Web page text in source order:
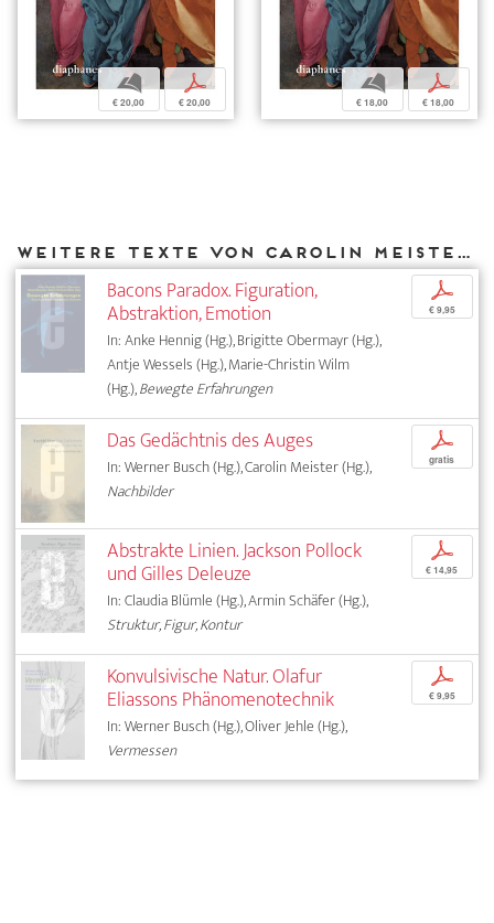
b
€ 20,00
p
€ 20,00
b
€ 18,00
p
€ 18,00
Weitere Texte von Carolin Meister bei DIAPHANES
Bacons Paradox. Figuration,
Abstraktion, Emotion
In: Anke Hennig (Hg.), Brigitte Obermayr (Hg.),
Antje Wessels (Hg.), Marie-Christin Wilm
(Hg.),Bewegte Erfahrungen
p
€ 9,95
Das Gedächtnis des Auges
In: Werner Busch (Hg.), Carolin Meister (Hg.),
Nachbilder
p
gratis
Abstrakte Linien. Jackson Pollock
und Gilles Deleuze
In: Claudia Blümle (Hg.), Armin Schäfer (Hg.),
Struktur, Figur, Kontur
p
€ 14,95
Konvulsivische Natur. Olafur
Eliassons Phänomenotechnik
In: Werner Busch (Hg.), Oliver Jehle (Hg.),
Vermessen
p
€ 9,95